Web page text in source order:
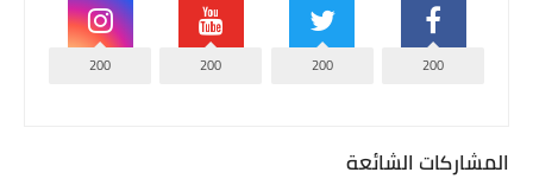
200
200
200
200
المشاركات الشائعة